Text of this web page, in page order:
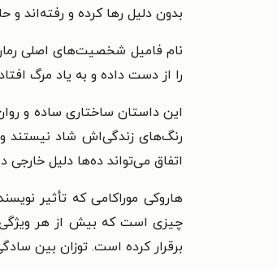
بدون دلیل رها کرده و رفته‌اند و
نام فامیل شخصیت‌های اصلی
را از‌ دست داده و به یاد مرگ
رنگ‌های زندگی‌اش شاد نیستند و
اتفاق می‌تواند ده‌ها دلیل خارجی
هاروکی موراکامی که تأثیر
چیزی است که بیش از هر ویژگی
برقرار کرده است. توزان بین